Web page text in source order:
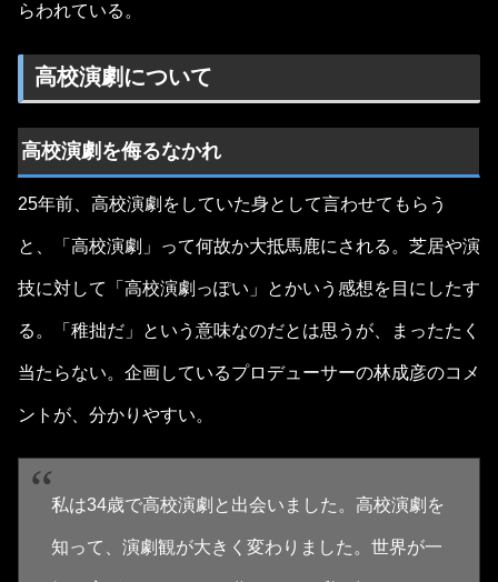
らわれている。
高校演劇について
高校演劇を侮るなかれ
25年前、高校演劇をしていた身として言わせてもらう
と、「高校演劇」って何故か大抵馬鹿にされる。芝居や演
技に対して「高校演劇っぽい」とかいう感想を目にしたす
る。「稚拙だ」という意味なのだとは思うが、まったたく
当たらない。企画しているプロデューサーの林成彦のコメ
ントが、分かりやすい。
私は34歳で高校演劇と出会いました。高校演劇を
知って、演劇観が大きく変わりました。世界が一